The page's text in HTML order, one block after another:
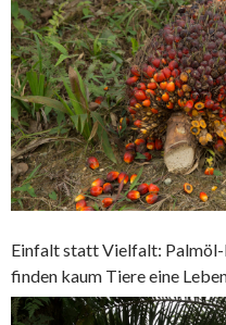
Einfalt statt Vielfalt:
finden kaum Tiere eine